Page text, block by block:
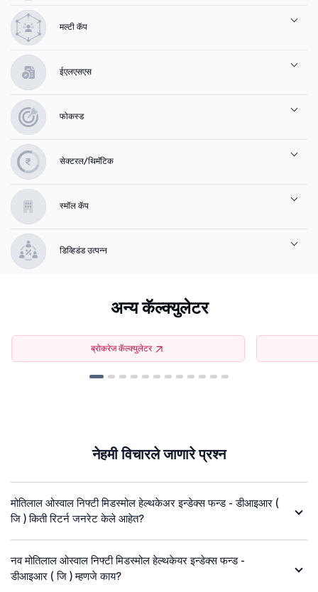
मल्टी कॅप
ईएलएसएस
फोकस्ड
सेक्टरल/थिमॅटिक
स्मॉल कॅप
डिव्हिडंड उत्पन्न
अन्य कॅल्क्युलेटर
ब्रोकरेज कॅल्क्युलेटर
नेहमी विचारले जाणारे प्रश्न
मोतिलाल ओस्वाल निफ्टी मिडस्मोल हेल्थकेअर इन्डेक्स फन्ड - डीआइआर (
जि ) किती रिटर्न जनरेट केले आहेत?
नव मोतिलाल ओस्वाल निफ्टी मिडस्मोल हेल्थकेयर इन्डेक्स फन्ड -
डीआइआर ( जि ) म्हणजे काय?